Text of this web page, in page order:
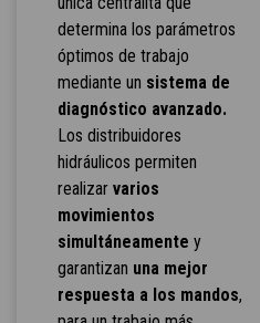
determina los parámetros
óptimos de trabajo
mediante un sistema de
diagnóstico avanzado.
Los distribuidores
hidráulicos permiten
realizar varios
movimientos
simultáneamente y
garantizan una mejor
respuesta a los mandos,